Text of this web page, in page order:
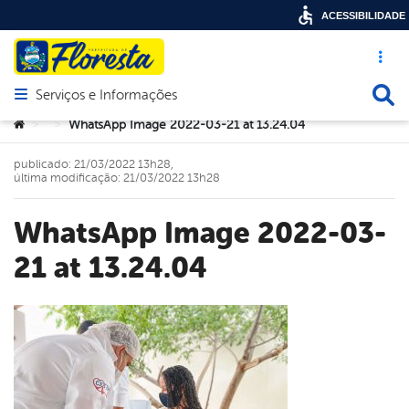
Acesso
Abrir menu principal de navegação
Serviços e Informações
Você está aqui:
> > WhatsApp Image 2022-03-21 at 13.24.04
WhatsApp Image 2022-03-
21 at 13.24.04
publicado: 21/03/2022 13h28,
última modificação: 21/03/2022 13h28
ACESSIBILIDADE